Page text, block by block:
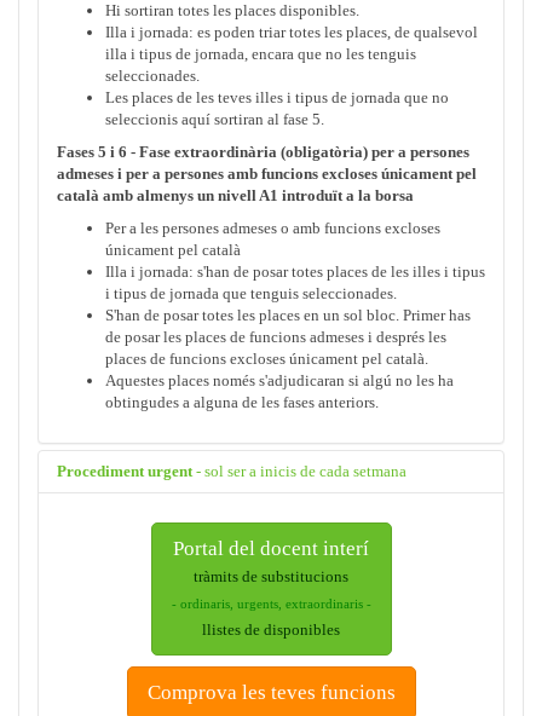
Hi sortiran totes les places disponibles.
Illa i jornada: es poden triar totes les places, de qualsevol
illa i tipus de jornada, encara que no les tenguis
seleccionades.
Les places de les teves illes i tipus de jornada que no
seleccionis aquí sortiran al fase 5.
Fases 5 i 6 - Fase extraordinària (obligatòria) per a persones
admeses i per a persones amb funcions excloses únicament pel
català amb almenys un nivell A1 introduït a la borsa
Per a les persones admeses o amb funcions excloses
únicament pel català
Illa i jornada: s'han de posar totes places de les illes i tipus
i tipus de jornada que tenguis seleccionades.
S'han de posar totes les places en un sol bloc. Primer has
de posar les places de funcions admeses i després les
places de funcions excloses únicament pel català.
Aquestes places només s'adjudicaran si algú no les ha
obtingudes a alguna de les fases anteriors.
Procediment urgent- sol ser a inicis de cada setmana
Portal del docent interí
tràmits de substitucions
- ordinaris, urgents, extraordinaris -
llistes de disponibles
Comprova les teves funcions